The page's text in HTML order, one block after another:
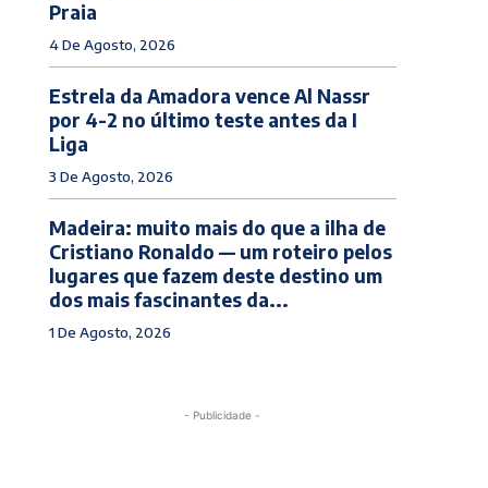
Praia
4 De Agosto, 2026
Estrela da Amadora vence Al Nassr
por 4-2 no último teste antes da I
Liga
3 De Agosto, 2026
Madeira: muito mais do que a ilha de
Cristiano Ronaldo — um roteiro pelos
lugares que fazem deste destino um
dos mais fascinantes da...
1 De Agosto, 2026
- Publicidade -